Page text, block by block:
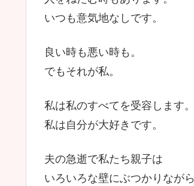
いつも意気地なしです。
良い時も悪い時も。
でもそれが私。
私は私のすべてを受容します。
私は自分が大好きです。
夫の急逝で私たち親子は
いろいろな壁にぶつかりながら